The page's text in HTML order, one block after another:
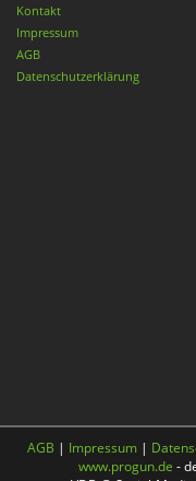
Kontakt
Impressum
AGB
Datenschutzerklärung
AGB | Impressum |
www.progun.de -